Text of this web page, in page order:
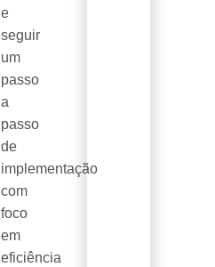
e
seguir
um
passo
a
passo
de
implementação
com
foco
em
eficiência